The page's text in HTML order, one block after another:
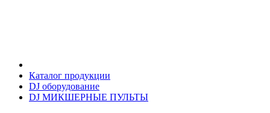
Каталог продукции
DJ оборудование
DJ МИКШЕРНЫЕ ПУЛЬТЫ